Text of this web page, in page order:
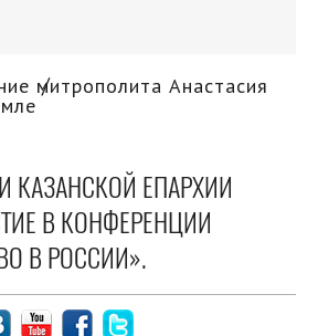
митрополита Анастасия
КАЗАНСКОЙ ЕПАРХИИ
В КОНФЕРЕНЦИИ
В РОССИИ».